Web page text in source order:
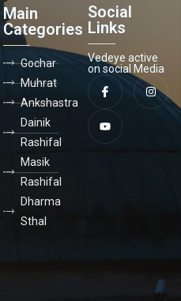
Main
Categories
Gochar
Muhrat
Ankshastra
Dainik
Rashifal
Masik
Rashifal
Dharma
Sthal
Social
Links
Vedeye active
on social Media